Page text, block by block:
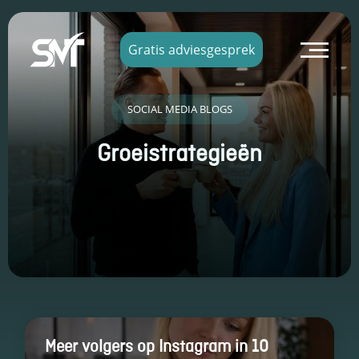
Gratis adviesgesprek
SOCIAL MEDIA BLOGS
Groeistrategieën
Meer volgers op Instagram in 10